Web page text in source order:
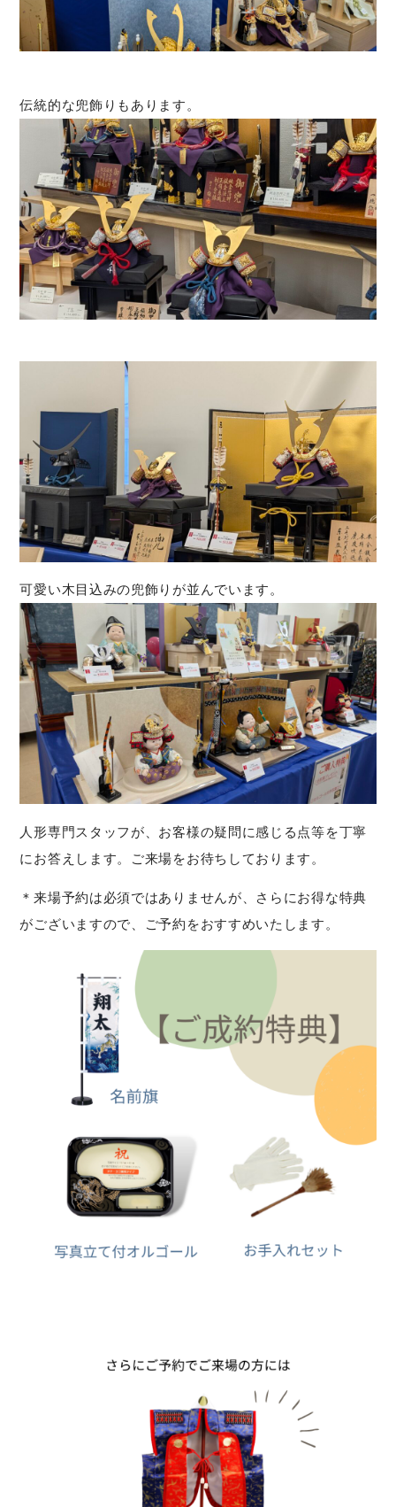
伝統的な兜飾りもあります。
可愛い木目込みの兜飾りが並んでいます。
人形専門スタッフが、お客様の疑問に感じる点等を丁寧
にお答えします。ご来場をお待ちしております。
＊来場予約は必須ではありませんが、さらにお得な特典
がございますので、ご予約をおすすめいたします。